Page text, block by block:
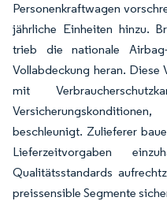
Personenkraftwagen
jährliche Einheiten hinzu.
trieb die nationale
Vollabdeckung heran. Diese
mit
beschleunigt. Zulieferer
Lieferzeitvorgaben
Qualitätsstandards
preissensible Segmente